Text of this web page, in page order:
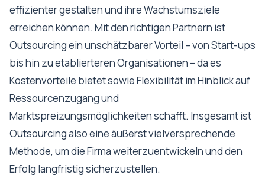
effizienter gestalten und ihre Wachstumsziele
erreichen können. Mit den richtigen Partnern ist
Outsourcing ein unschätzbarer Vorteil – von Start-ups
bis hin zu etablierteren Organisationen – da es
Kostenvorteile bietet sowie Flexibilität im Hinblick auf
Ressourcenzugang und
Marktspreizungsmöglichkeiten schafft. Insgesamt ist
Outsourcing also eine äußerst vielversprechende
Methode, um die Firma weiterzuentwickeln und den
Erfolg langfristig sicherzustellen.